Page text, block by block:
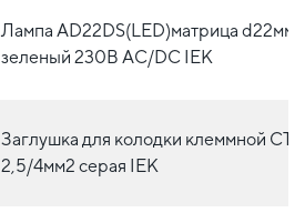
Лампа AD22DS(LED)матрица d22мм
зеленый 230В AC/DC IEK
Заглушка для колодки клеммной CTS
2,5/4мм2 серая IEK